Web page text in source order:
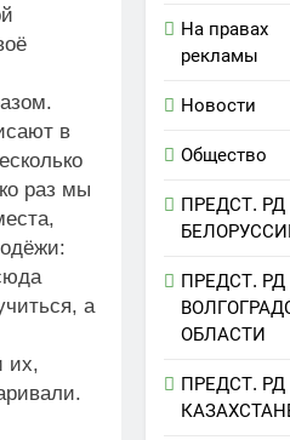
в
раз мы
а
их,
На правах
рекламы
Новости
Общество
ПРЕДСТ. РД
ПРЕДСТ. РД
ОБЛАСТИ
ПРЕДСТ. РД